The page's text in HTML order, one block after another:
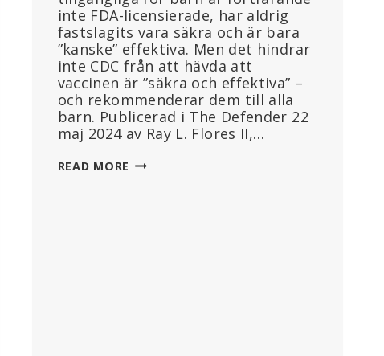
inte FDA-licensierade, har aldrig
fastslagits vara säkra och är bara
”kanske” effektiva. Men det hindrar
inte CDC från att hävda att
vaccinen är ”säkra och effektiva” –
och rekommenderar dem till alla
barn. Publicerad i The Defender 22
maj 2024 av Ray L. Flores II,…
READ MORE VARFÖR